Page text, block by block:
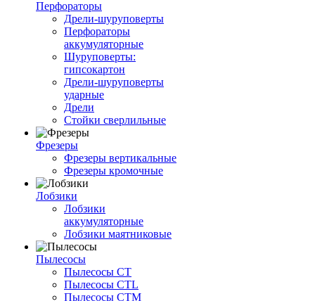
Перфораторы
Дрели-шуруповерты
Перфораторы
аккумуляторные
Шуруповерты:
гипсокартон
Дрели-шуруповерты
ударные
Дрели
Стойки сверлильные
Фрезеры
Фрезеры вертикальные
Фрезеры кромочные
Лобзики
Лобзики
аккумуляторные
Лобзики маятниковые
Пылесосы
Пылесосы CT
Пылесосы CTL
Пылесосы CTM